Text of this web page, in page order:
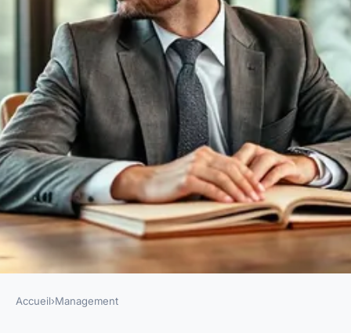
MANAGEMENT
Accueil›Management